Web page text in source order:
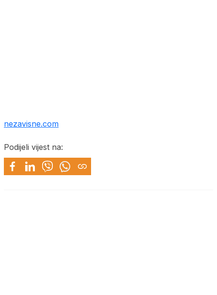
nezavisne.com
Podijeli vijest na: